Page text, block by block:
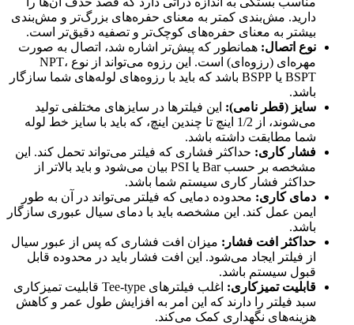
دارید. مش‌بندی کمتر به معنای حفره‌های بزرگ‌تر و مش‌بندی
بیشتر به معنای حفره‌های کوچک‌تر و تصفیه دقیق‌تر است.
نوع اتصال: همانطور که پیش‌تر اشاره شد، اتصال به صورت
مهره‌ای (رزوه‌ای) است. این رزوه می‌تواند از نوع NPT،
BSPT یا BSPP باشد که باید با رزوه‌های لوله‌های شما سازگار
باشد.
سایز (قطر نامی): این فیلترها در سایزهای مختلفی تولید
می‌شوند، از 1/2 اینچ تا چندین اینچ، که باید با سایز خط لوله
شما مطابقت داشته باشد.
فشار کاری: حداکثر فشاری که فیلتر می‌تواند تحمل کند. این
مشخصه بر حسب Bar یا PSI بیان می‌شود و باید بالاتر از
حداکثر فشار کاری سیستم شما باشد.
دمای کاری: محدوده دمایی که فیلتر می‌تواند در آن به طور
ایمن عمل کند. این مشخصه باید با دمای سیال عبوری سازگار
باشد.
حداکثر افت فشار: میزان افت فشاری که پس از عبور سیال
از فیلتر ایجاد می‌شود. این افت فشار باید در محدوده قابل
قبول سیستم باشد.
قابلیت تمیزکاری:
اغلب فیلترهای Tee-type قابلیت تمیزکاری
سبد فیلتر را دارند که این امر به افزایش طول عمر و کاهش
هزینه‌های نگهداری کمک می‌کند.